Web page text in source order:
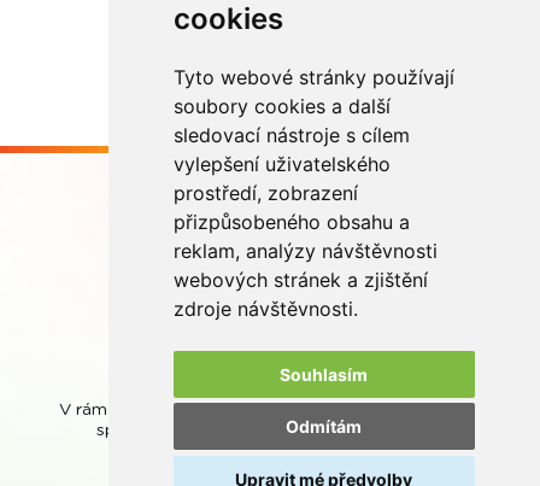
cookies
Tyto webové stránky používají
soubory cookies a další
sledovací nástroje s cílem
vylepšení uživatelského
prostředí, zobrazení
přizpůsobeného obsahu a
reklam, analýzy návštěvnosti
webových stránek a zjištění
zdroje návštěvnosti.
Souhlasím
Odmítám
Upravit mé předvolby
Buďme ve spojení
V rámci zpětného odběru odpadních přenosných baterií
spolupracujeme se společnostíREMA Battery